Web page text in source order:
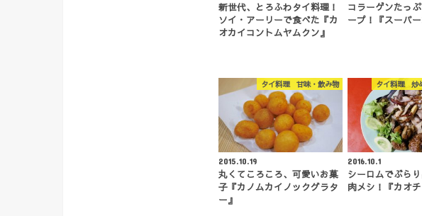
新世代、とろふわタイ料理！
ソイ・アーリーで食べた『カ
オカイコントムヤムクン』
コラーゲンたっ
ープ！『スーパー
タイ料理 甘味・飲み物
2015.10.19
丸くてころころ、可愛いお菓
子『カノムカイノックグラタ
ー』
タイ料理 炒
2016.10.1
シーロムでぶら
肉メシ！『カオチ